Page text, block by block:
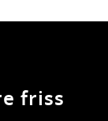
friss